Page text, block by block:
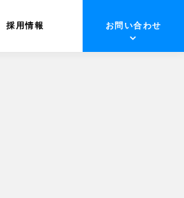
採用情報 お問い合わせ